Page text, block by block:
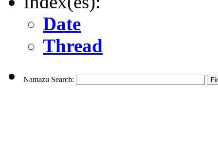
Date
Thread
Namazu Search: